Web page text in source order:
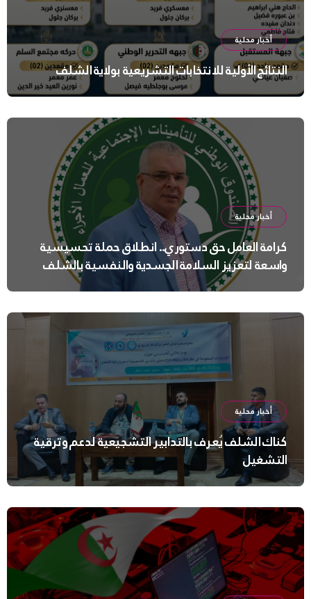
أخبار محلية
النتائج الأولية للانتخابات التشريعية بولاية الشلف
أخبار محلية
كرامة العامل حق دستوري.. انطلاق حملة تحسيسية
واسعة لتعزيز السلامة الجسدية والنفسية بالشلف
أخبار محلية
كناك الشلف يُعرف بالتدابير التشجيعية لدعم وترقية
التشغيل